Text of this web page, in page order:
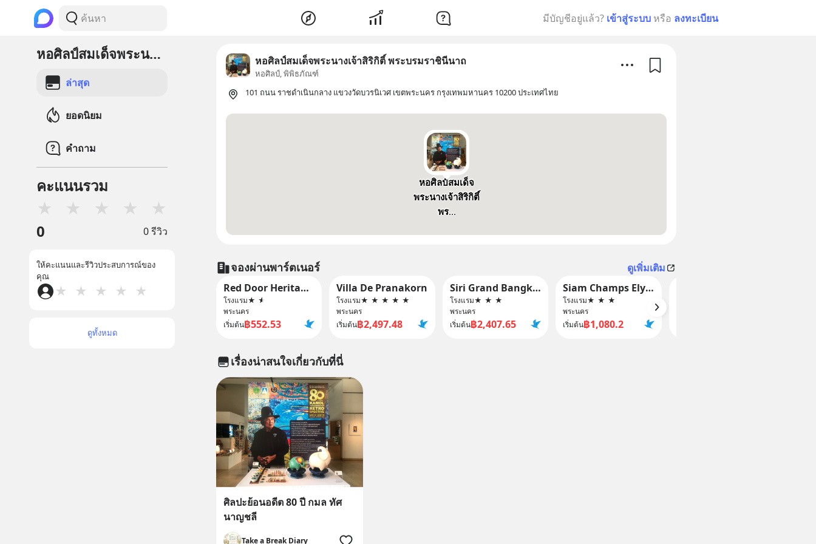
มีบัญชีอยู่แล้ว? เข้าสู่ระบบ หรือ ลงทะเบียน
หอศิลป์สมเด็จพระนางเจ้าสิริกิติ์ พระบรมราชินีนาถ
ล่าสุด
ยอดนิยม
คำถาม
คะแนนรวม
★ ★ ★ ★ ★
0 0 รีวิว
ให้คะแนนและรีวิวประสบการณ์ของ
คุณ
★ ★ ★ ★ ★
ดูทั้งหมด
หอศิลป์สมเด็จพระนางเจ้าสิริกิติ์ พระบรมราชินีนาถ
หอศิลป์, พิพิธภัณฑ์
101 ถนน ราชดำเนินกลาง แขวงวัดบวรนิเวศ เขตพระนคร กรุงเทพมหานคร 10200 ประเทศไทย
หอศิลป์สมเด็จ
พระนางเจ้าสิริกิติ์
พร...
จองผ่านพาร์ตเนอร์
ดูเพิ่มเติม
Red Door Heritage Hotel
โรงแรม★ ★
พระนคร
เริ่มต้น฿552.53
Villa De Pranakorn
โรงแรม★ ★ ★ ★ ★
พระนคร
เริ่มต้น฿2,497.48
Siri Grand Bangkok Hotel
โรงแรม★ ★ ★
พระนคร
เริ่มต้น฿2,407.65
Siam Champs Elyseesi Unique Hotel Bangkok
โรงแรม★ ★ ★
พระนคร
เริ่มต้น฿1,080.2
เรื่องน่าสนใจเกี่ยวกับที่นี่
ศิลปะย้อนอดีต 80 ปี กมล ทัศ
นาญชลี
Take a Break Diary